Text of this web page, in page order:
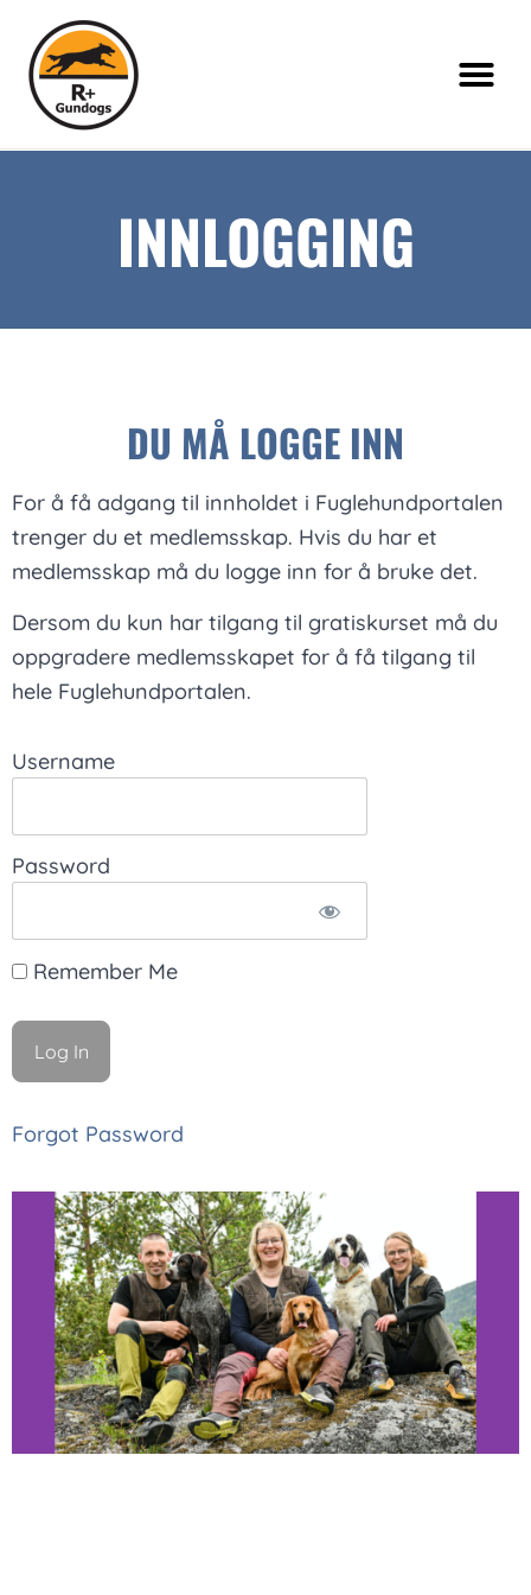
INNLOGGING
DU MÅ LOGGE INN
For å få adgang til innholdet i Fuglehundportalen
trenger du et medlemsskap. Hvis du har et
medlemsskap må du logge inn for å bruke det.
Dersom du kun har tilgang til gratiskurset må du
oppgradere medlemsskapet for å få tilgang til
hele Fuglehundportalen.
Username
Password
Remember Me
Forgot Password